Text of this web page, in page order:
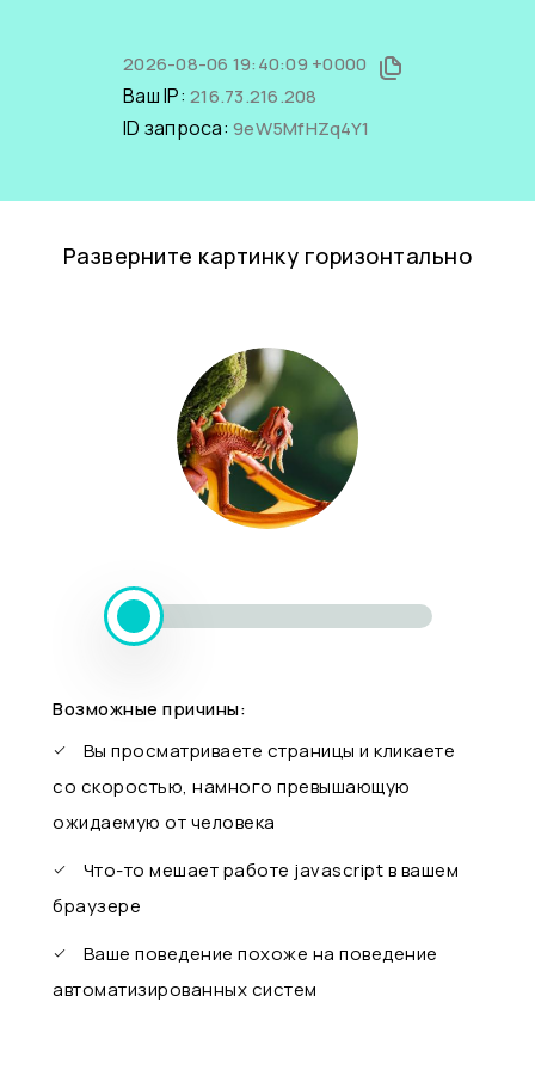
2026-08-06 19:40:09 +0000
Ваш IP: 216.73.216.208
ID запроса: 9eW5MfHZq4Y1
Разверните картинку горизонтально
Возможные причины:
Вы просматриваете страницы и кликаете
со скоростью, намного превышающую
ожидаемую от человека
Что-то мешает работе javascript в вашем
браузере
Ваше поведение похоже на поведение
автоматизированных систем